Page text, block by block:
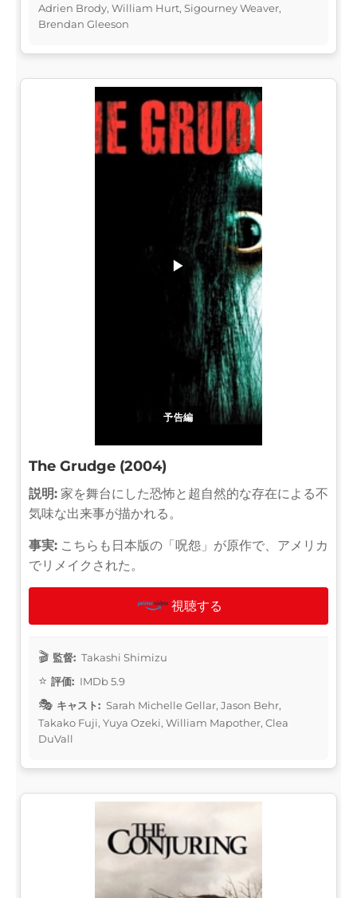
Adrien Brody, William Hurt, Sigourney Weaver,
Brendan Gleeson
予告編
▶
The Grudge (2004)
説明: 家を舞台にした恐怖と超自然的な存在による不
気味な出来事が描かれる。
事実: こちらも日本版の「呪怨」が原作で、アメリカ
でリメイクされた。
視聴する
監督: Takashi Shimizu
評価: IMDb 5.9
キャスト: Sarah Michelle Gellar, Jason Behr,
Takako Fuji, Yuya Ozeki, William Mapother, Clea
DuVall